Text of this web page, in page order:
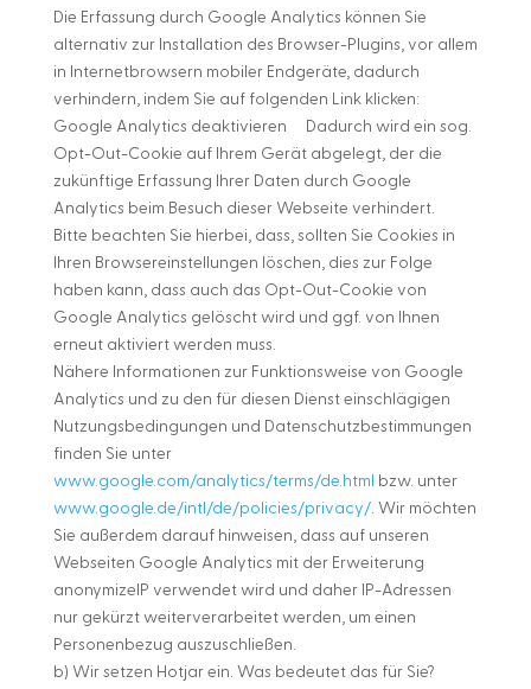
Die Erfassung durch Google Analytics können Sie
alternativ zur Installation des Browser-Plugins, vor allem
in Internetbrowsern mobiler Endgeräte, dadurch
verhindern, indem Sie auf folgenden Link klicken:
Google Analytics deaktivieren Dadurch wird ein sog.
Opt-Out-Cookie auf Ihrem Gerät abgelegt, der die
zukünftige Erfassung Ihrer Daten durch Google
Analytics beim Besuch dieser Webseite verhindert.
Bitte beachten Sie hierbei, dass, sollten Sie Cookies in
Ihren Browsereinstellungen löschen, dies zur Folge
haben kann, dass auch das Opt-Out-Cookie von
Google Analytics gelöscht wird und ggf. von Ihnen
erneut aktiviert werden muss.
Nähere Informationen zur Funktionsweise von Google
Analytics und zu den für diesen Dienst einschlägigen
Nutzungsbedingungen und Datenschutzbestimmungen
finden Sie unter
www.google.com/analytics/terms/de.html
bzw. unter
www.google.de/intl/de/policies/privacy/. Wir möchten
Sie außerdem darauf hinweisen, dass auf unseren
Webseiten Google Analytics mit der Erweiterung
anonymizeIP verwendet wird und daher IP-Adressen
nur gekürzt weiterverarbeitet werden, um einen
Personenbezug auszuschließen.
b) Wir setzen Hotjar ein. Was bedeutet das für Sie?